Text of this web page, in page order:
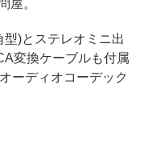
屋。
)とステレオミニ出
変換ケーブルも付属
ーディオコーデック